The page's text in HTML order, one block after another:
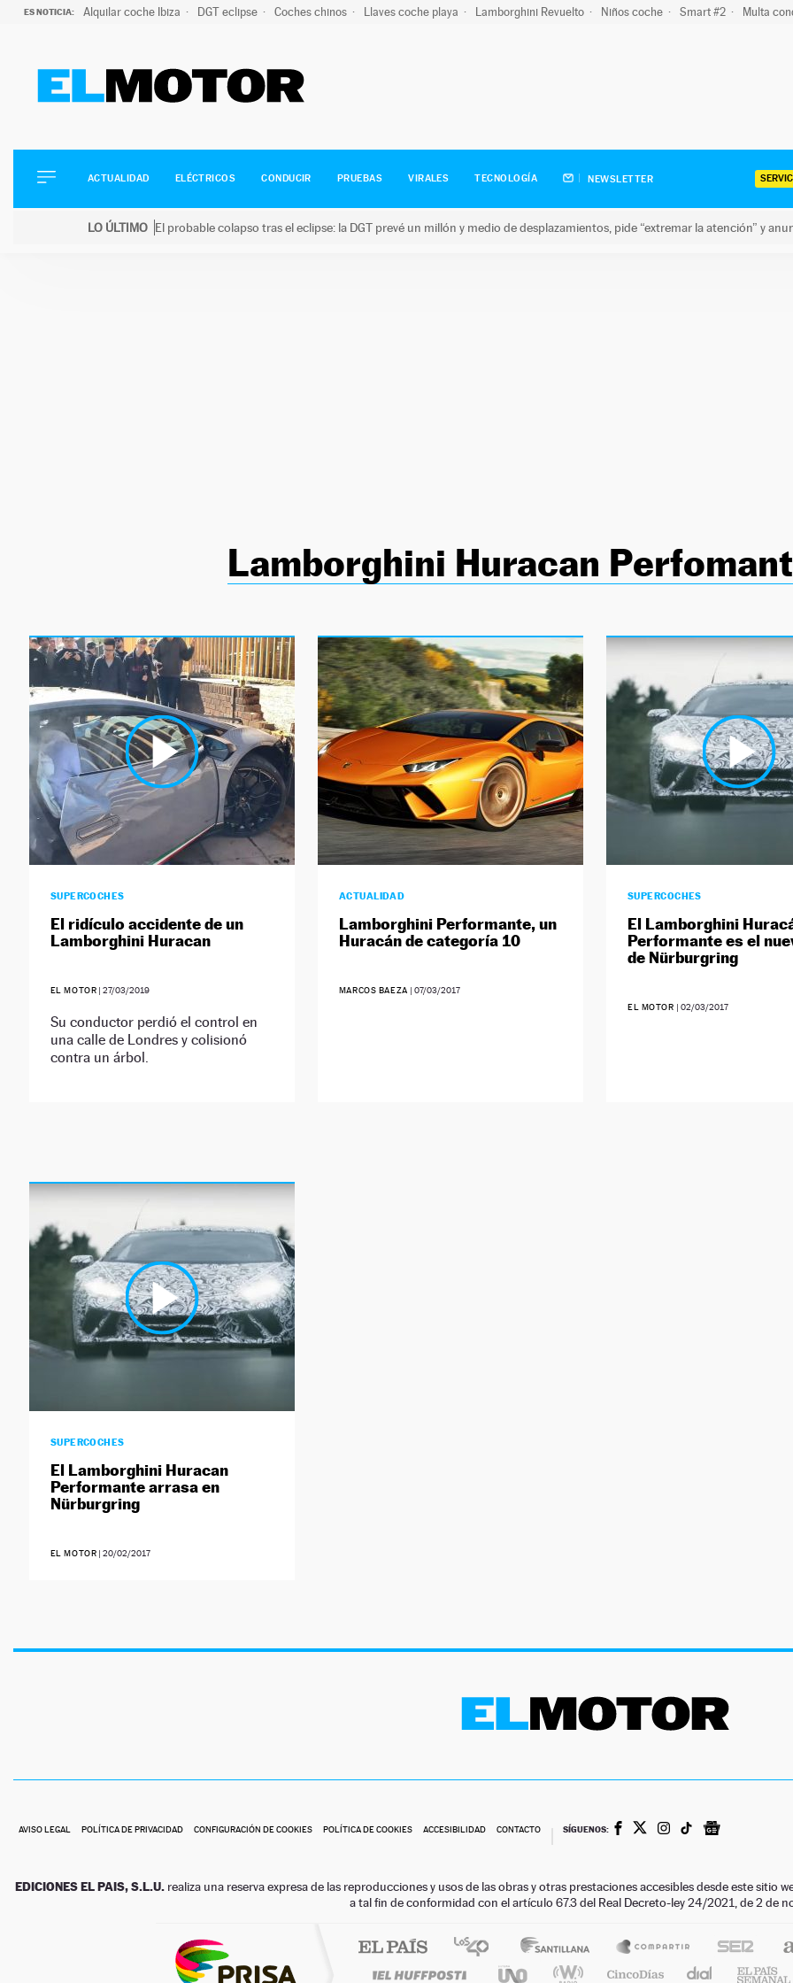
ES NOTICIA: Alquilar coche Ibiza DGT eclipse Coches chinos Llaves coche playa Lamborghini Revuelto Niños coche Smart #2 Multa
ELÉCTRICOS
CONDUCIR
ACTUALIDAD ELÉCTRICOS CONDUCIR PRUEBAS VIRALES TECNOLOGÍA NEWSLETTER
LO ÚLTIMO El probable colapso tras el eclipse: la DGT prevé un millón y medio de desplazamientos, pide “extremar la atención” y
Lamborghini Huracan
SUPERCOCHES
El ridículo accidente de un
Lamborghini Huracan
EL MOTOR |27/03/2019
Su conductor perdió el control en
una calle de Londres y colisionó
contra un árbol.
ACTUALIDAD
Lamborghini Performante, un
Huracán de categoría 10
MARCOS BAEZA | 07/03/2017
SUPERCOCHES
El Lamborghini
Performante es el
de Nürburgring
EL MOTOR | 02/03/2017
SUPERCOCHES
El Lamborghini Huracan
Performante arrasa en
Nürburgring
EL MOTOR |20/02/2017
AVISO LEGAL POLÍTICA DE PRIVACIDAD CONFIGURACIÓN DE COOKIES POLÍTICA DE COOKIES ACCESIBILIDAD CONTACTO SÍGUENOS:
EDICIONES EL PAIS, S.L.U. realiza una reserva expresa de las reproducciones y usos de las obras y otras prestaciones accesibles desde este
a tal fin de conformidad con el artículo 67.3 del Real Decreto-ley 24/2021, de 2 de